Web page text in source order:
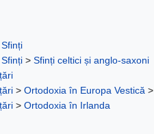
Sfinți
Sfinți > Sfinți celtici și anglo-saxoni
> Ortodoxia în Europa Vestică >
> Ortodoxia în Irlanda